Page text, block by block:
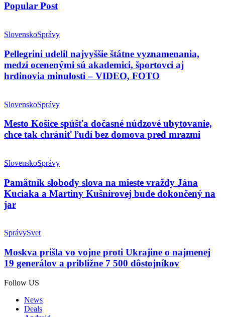
Popular Post
SlovenskoSprávy
Pellegrini udelil najvyššie štátne vyznamenania,
medzi ocenenými sú akademici, športovci aj
hrdinovia minulosti – VIDEO, FOTO
SlovenskoSprávy
Mesto Košice spúšťa dočasné núdzové ubytovanie,
chce tak chrániť ľudí bez domova pred mrazmi
SlovenskoSprávy
Pamätník slobody slova na mieste vraždy Jána
Kuciaka a Martiny Kušnírovej bude dokončený na
jar
SprávySvet
Moskva prišla vo vojne proti Ukrajine o najmenej
19 generálov a približne 7 500 dôstojníkov
Follow US
News
Deals